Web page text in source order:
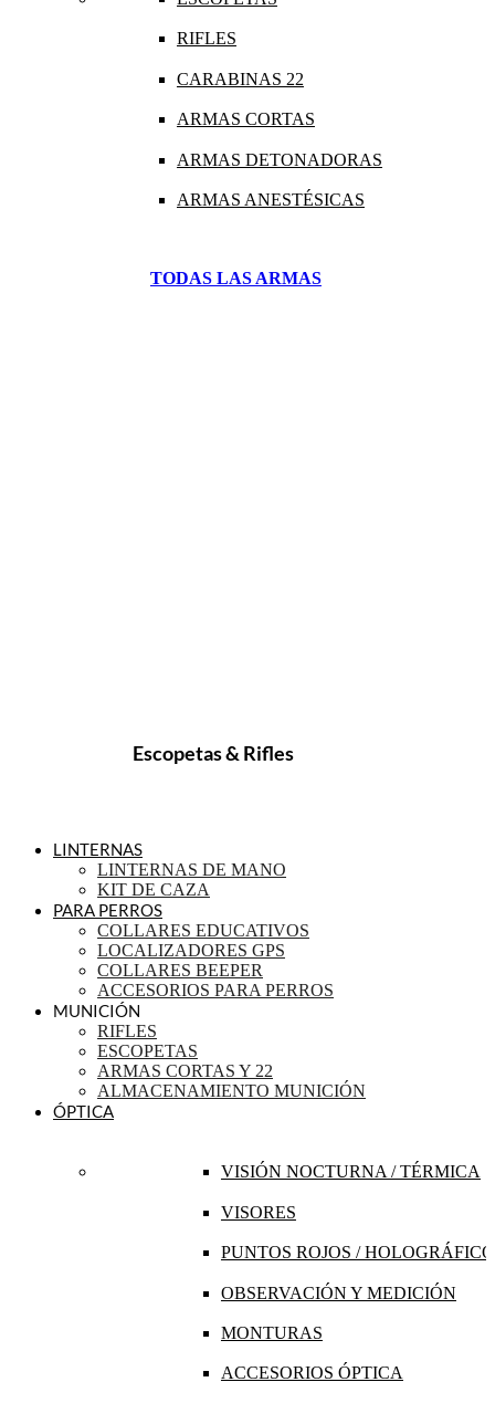
RIFLES
CARABINAS 22
ARMAS CORTAS
ARMAS DETONADORAS
ARMAS ANESTÉSICAS
TODAS LAS ARMAS
Escopetas & Rifles
LINTERNAS
LINTERNAS DE MANO
KIT DE CAZA
PARA PERROS
COLLARES EDUCATIVOS
LOCALIZADORES GPS
COLLARES BEEPER
ACCESORIOS PARA PERROS
MUNICIÓN
RIFLES
ESCOPETAS
ARMAS CORTAS Y 22
ALMACENAMIENTO MUNICIÓN
ÓPTICA
VISIÓN NOCTURNA / TÉRMICA
VISORES
PUNTOS ROJOS /
OBSERVACIÓN Y MEDICIÓN
MONTURAS
ACCESORIOS ÓPTICA